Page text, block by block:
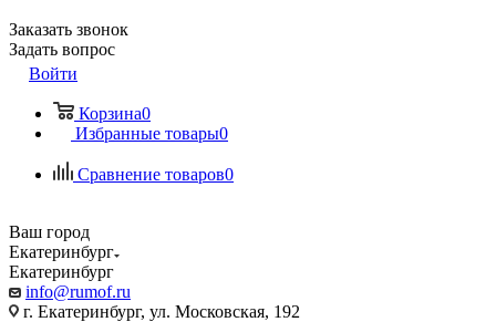
Заказать звонок
Задать вопрос
Войти
Корзина0
Избранные товары0
Сравнение товаров0
Ваш город
Екатеринбург
Екатеринбург
info@rumof.ru
г. Екатеринбург, ул. Московская, 192